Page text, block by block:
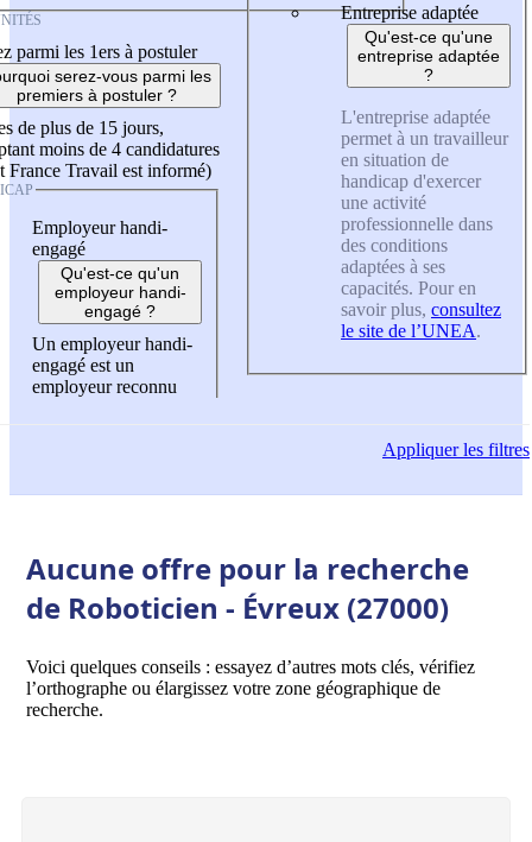
parmi les 1ers à postuler
serez-vous parmi les
premiers à postuler ?
de plus de 15 jours,
moins de 4 candidatures
France Travail est informé)
Employeur handi-
engagé
Qu'est-ce qu'un
employeur handi-
engagé ?
Un employeur handi-
engagé est un
employeur reconnu
Entreprise adaptée
Qu'est-ce qu'une
entreprise adaptée
?
L'entreprise adaptée
permet à un travailleur
en situation de
handicap d'exercer
une activité
professionnelle dans
des conditions
adaptées à ses
capacités. Pour en
savoir plus, consultez
le site de l’UNEA.
Appliquerles filtres
Aucune offre pour la recherche
de Roboticien - Évreux (27000)
Voici quelques conseils : essayez d’autres mots clés, vérifiez
l’orthographe ou élargissez votre zone géographique de
recherche.